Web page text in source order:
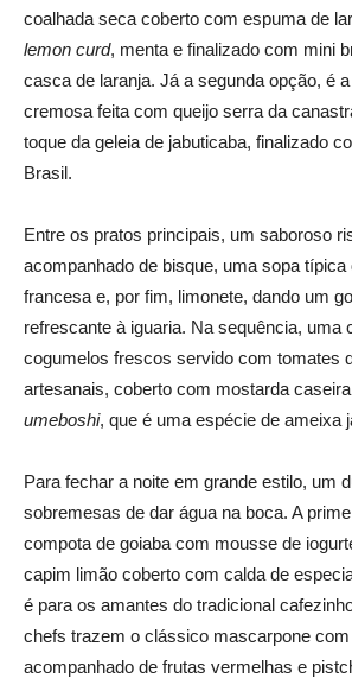
coalhada seca coberto com espuma de
lemon curd, menta e finalizado com mini
casca de laranja. Já a segunda opção, é
cremosa feita com queijo serra da
toque da geleia de jabuticaba, finalizado
Brasil.
Entre os pratos principais, um saboroso
acompanhado de bisque, uma sopa típica
francesa e, por fim, limonete, dando um
refrescante à iguaria. Na sequência, uma
cogumelos frescos servido com tomates
artesanais, coberto com mostarda
umeboshi, que é uma espécie de ameixa
Para fechar a noite em grande estilo, um
sobremesas de dar água na boca. A
compota de goiaba com mousse de
capim limão coberto com calda de
é para os amantes do tradicional
chefs trazem o clássico mascarpone com
acompanhado de frutas vermelhas e